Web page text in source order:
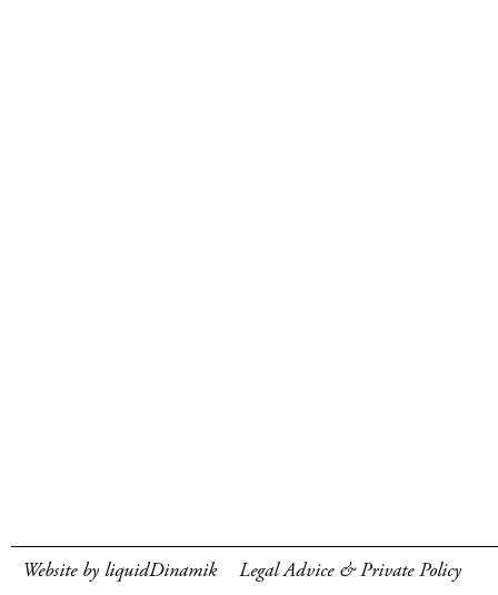
Website by liquidDinamik Legal Advice & Private Policy